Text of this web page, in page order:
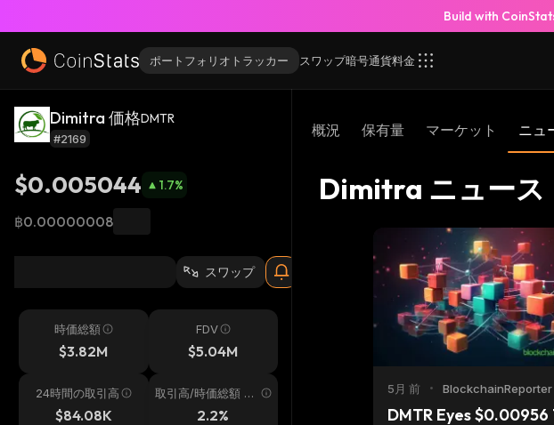
Build with
ポートフォリオトラッカー スワップ暗号通貨料金
Dimitra 価格DMTR
#2169
$0.005044 1.7%
฿0.00000008
スワップ
時価総額
$3.82M
FDV
$5.04M
24時間の取引高
$84.08K
取引高/時価総額 24
2.2%
概況 保有量 マーケット ニュ
Dimitra ニュース
5月 前 • BlockchainReporter
DMTR Eyes